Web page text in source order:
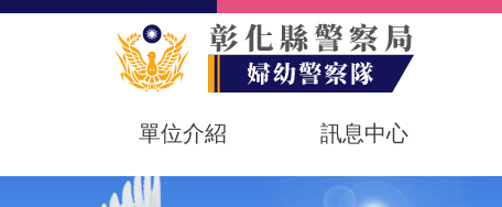
單位介紹 訊息中心